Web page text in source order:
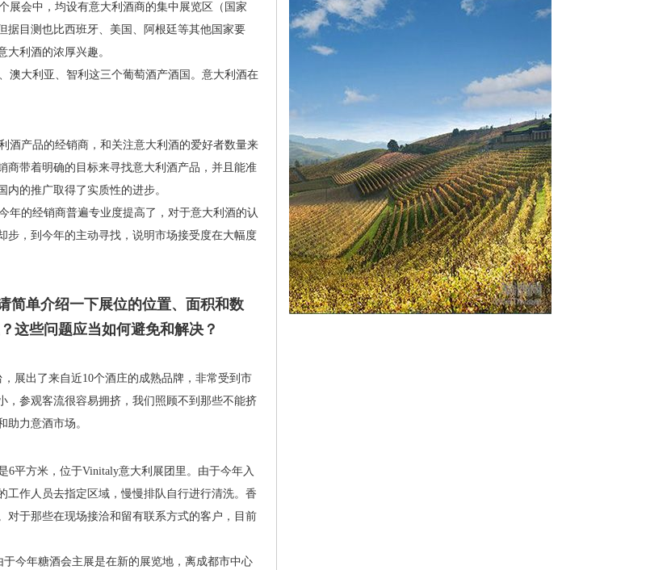
会中，均设有意大利酒商的集中展览区（国家
据目测也比西班牙、美国、阿根廷等其他国家要
利酒的浓厚兴趣。
大利亚、智利这三个葡萄酒产酒国。意大利酒在
产品的经销商，和关注意大利酒的爱好者数量来
商带着明确的目标来寻找意大利酒产品，并且能准
的推广取得了实质性的进步。
的经销商普遍专业度提高了，对于意大利酒的认
步，到今年的主动寻找，说明市场接受度在大幅度
简单介绍一下展位的位置、面积和数
这些问题应当如何避免和解决？
展出了来自近10个酒庄的成熟品牌，非常受到市
，参观客流很容易拥挤，我们照顾不到那些不能挤
力意酒市场。
平方米，位于Vinitaly意大利展团里。由于今年入
作人员去指定区域，慢慢排队自行进行清洗。香
对于那些在现场接洽和留有联系方式的客户，目前
今年糖酒会主展是在新的展览地，离成都市中心